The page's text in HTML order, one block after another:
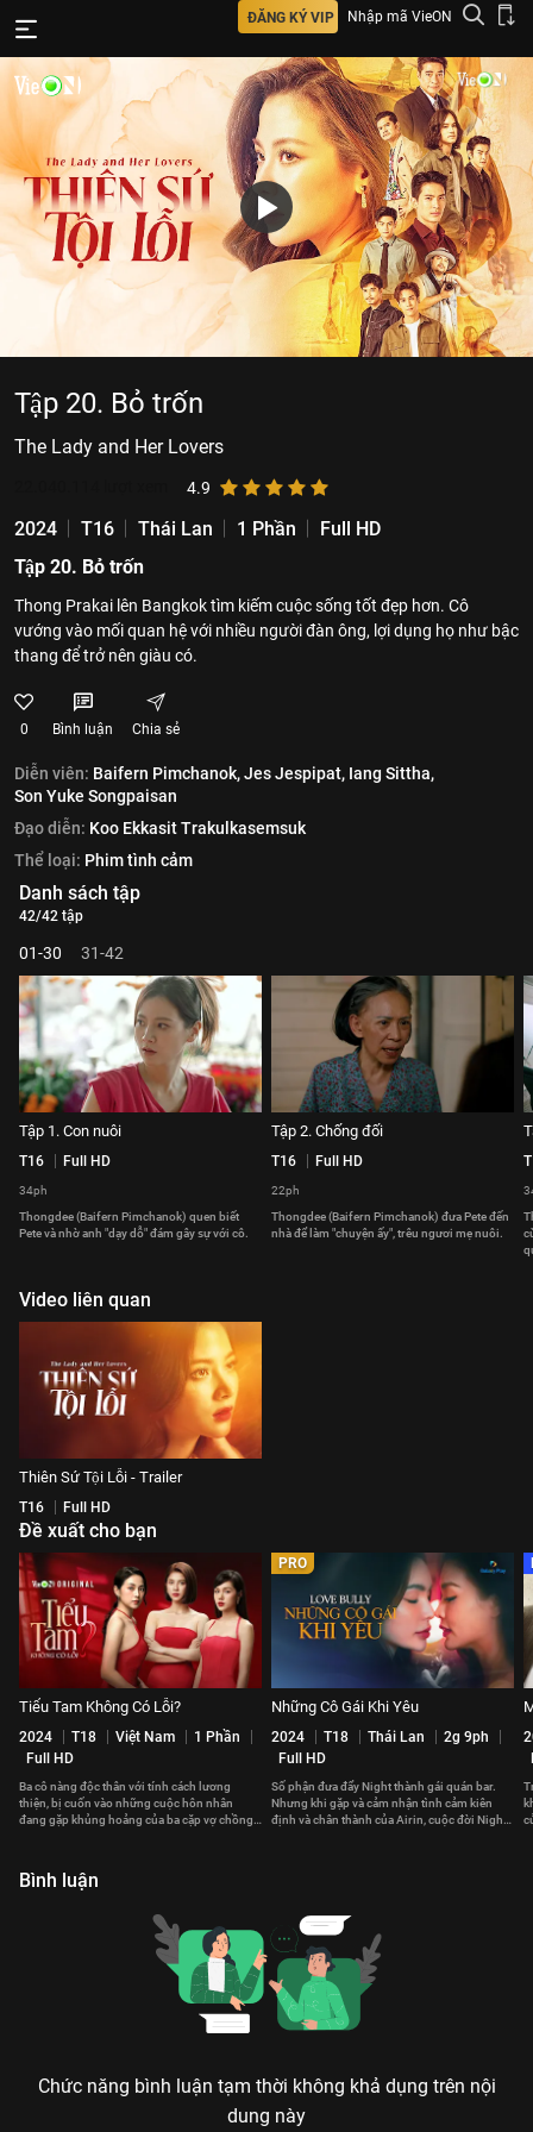
ĐĂNG KÝ VIP Nhập mã VieON
Tập 20. Bỏ trốn
The Lady and Her Lovers
4.9
2024 T16 Thái Lan 1 Phần
Full HD
Tập 20. Bỏ trốn
Thong Prakai lên Bangkok tìm kiếm cuộc sống tốt đẹp hơn. Cô
vướng vào mối quan hệ với nhiều người đàn ông, lợi dụng họ như bậc
thang để trở nên giàu có.
0 Bình luận Chia sẻ
Diễn viên: Baifern Pimchanok,Jes Jespipat, Iang Sittha,
Son Yuke Songpaisan
Đạo diễn: Koo Ekkasit Trakulkasemsuk
Thể loại: Phim tình cảm
Danh sách tập
42/42 tập
01-30 31-42
Tập 1. Con nuôi
T16 Full HD
34ph
Thongdee (Baifern Pimchanok) quen biết
Pete và nhờ anh "dạy dỗ" đám gây sự với cô.
Tập 2. Chống đối
T16 Full HD
22ph
Thongdee (Baifern Pimchanok) đưa Pete đến
nhà để làm "chuyện ấy", trêu ngươi mẹ nuôi.
Video liên quan
Thiên Sứ Tội Lỗi - Trailer
T16 Full HD
Đề xuất cho bạn
Tiểu Tam Không Có Lỗi?
2024 T18 Việt Nam
1 Phần
Full HD
Ba cô nàng độc thân với tính cách lương
thiện, bị cuốn vào những cuộc hôn nhân
đang gặp khủng hoảng của ba cặp vợ chồng
PRO
Những Cô Gái Khi Yêu
2024 T18 Thái Lan
2g 9ph
Full HD
Số phận đưa đẩy Night thành gái quán bar.
Nhưng khi gặp và cảm nhận tình cảm kiên
định và chân thành của Airin, cuộc đời Night
Bình luận
Chức năng bình luận tạm thời không khả dụng trên nội
dung này